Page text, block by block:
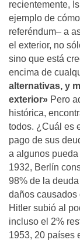
recientemente,
ejemplo de
referéndum– a
el exterior, no
sino que está
encima de
alternativas, y
exterior» Pero
histórica,
todos. ¿Cuál es
pago de sus
a algunos
1932, Berlín
98% de la
daños causados
Hitler subió al
incluso el 2%
1953, 20 países